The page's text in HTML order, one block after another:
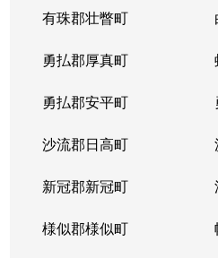
有珠郡壮瞥町
勇払郡厚真町
勇払郡安平町
沙流郡日高町
新冠郡新冠町
様似郡様似町